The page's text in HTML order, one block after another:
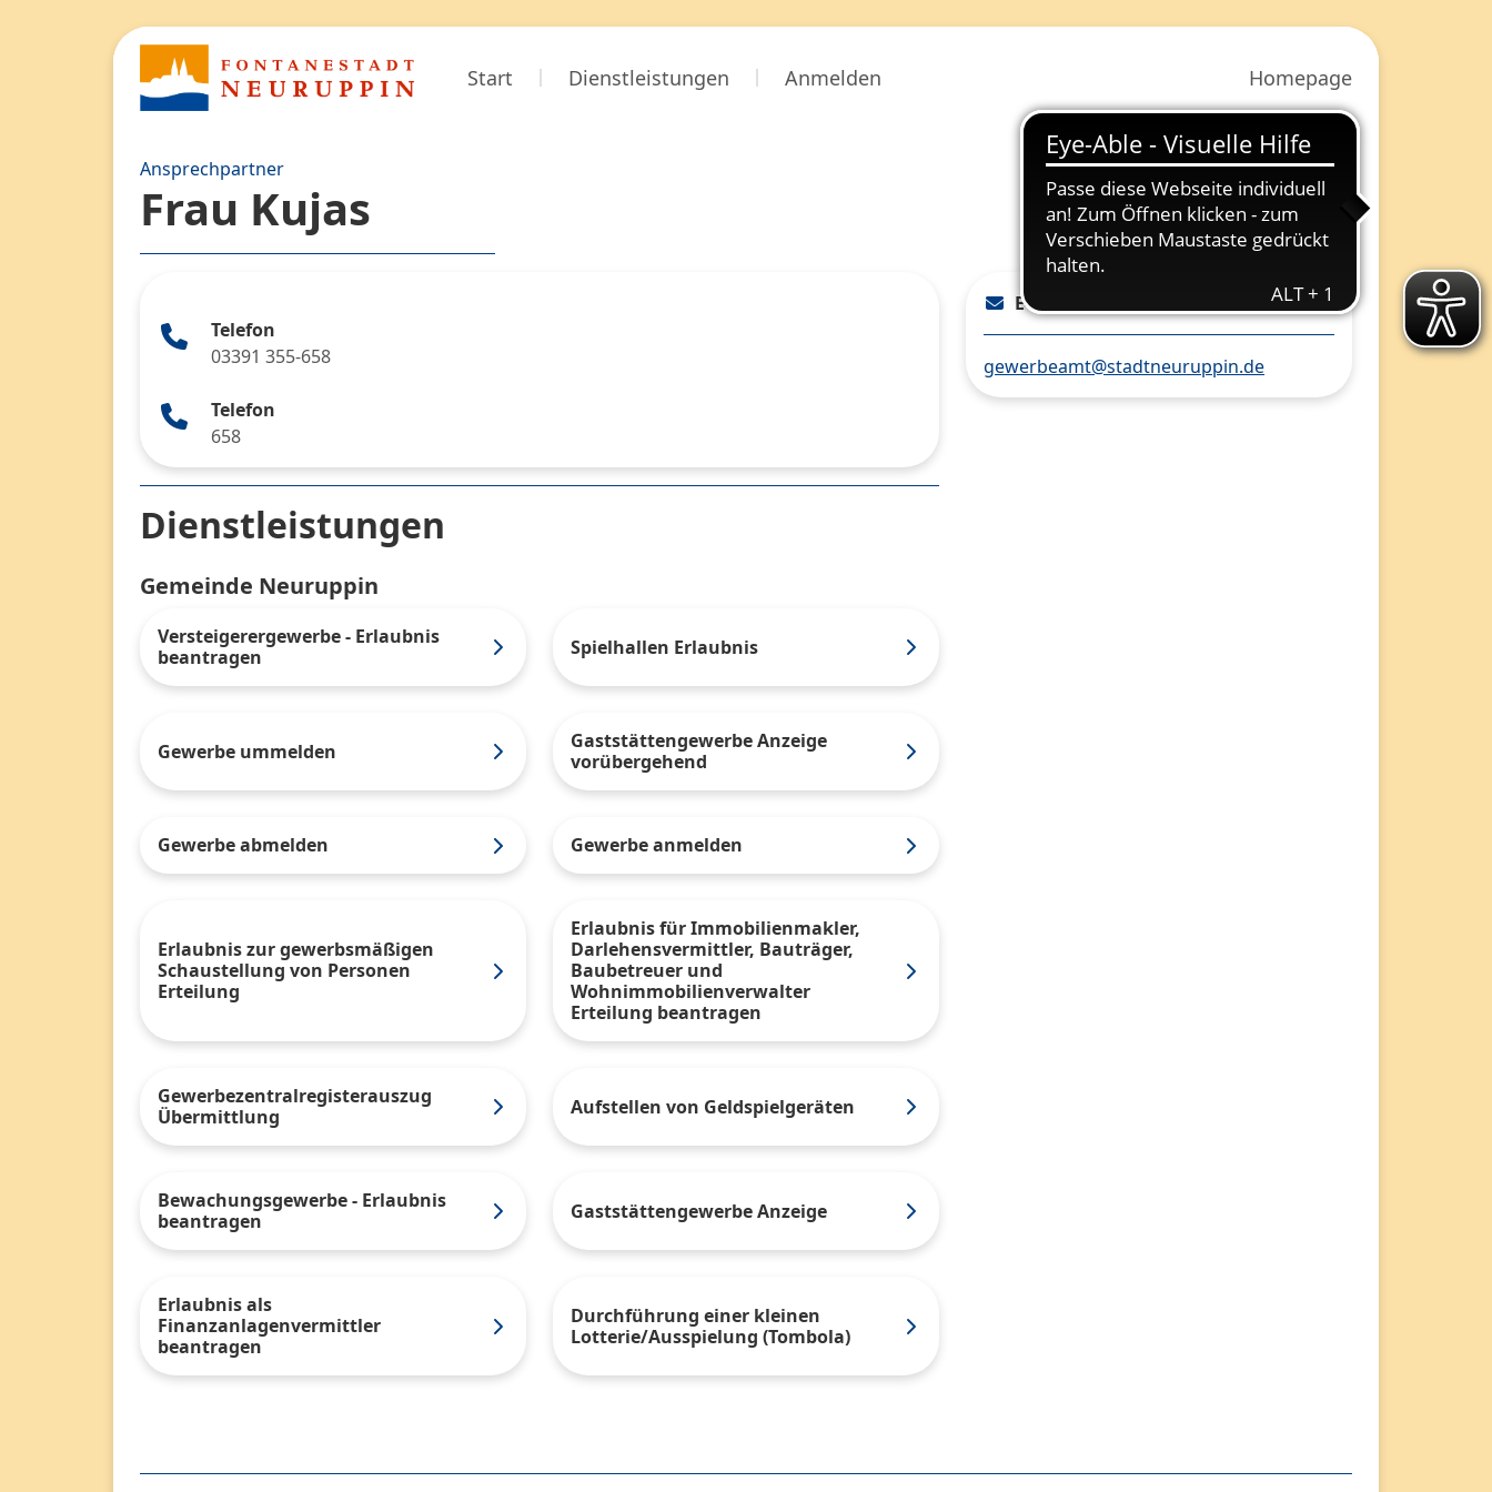
Start Dienstleistungen Anmelden Homepage
Ansprechpartner
Frau Kujas
Telefon
03391 355-658
Telefon
658
Dienstleistungen
Gemeinde Neuruppin
Versteigerergewerbe - Erlaubnis
beantragen
Spielhallen Erlaubnis
Gewerbe ummelden
Gaststättengewerbe Anzeige
vorübergehend
Gewerbe abmelden Gewerbe anmelden
Erlaubnis zur gewerbsmäßigen
Schaustellung von Personen
Erteilung
Erlaubnis für Immobilienmakler,
Darlehensvermittler, Bauträger,
Baubetreuer und
Wohnimmobilienverwalter
Erteilung beantragen
Gewerbezentralregisterauszug
Übermittlung
Aufstellen von Geldspielgeräten
Bewachungsgewerbe - Erlaubnis
beantragen
Gaststättengewerbe Anzeige
Erlaubnis als
Finanzanlagenvermittler
beantragen
Durchführung einer kleinen
Lotterie/Ausspielung (Tombola)
E-Mail
gewerbeamt@stadtneuruppin.de